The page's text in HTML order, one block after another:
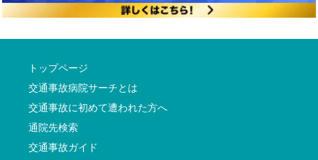
トップページ
交通事故病院サーチとは
交通事故に初めて遭われた方へ
通院先検索
交通事故ガイド